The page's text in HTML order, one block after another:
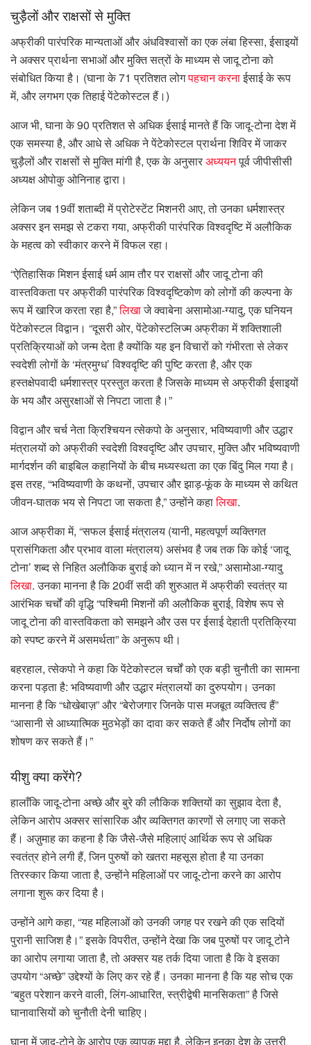
चुड़ैलों और राक्षसों से मुक्ति
अफ्रीकी पारंपरिक मान्यताओं और अंधविश्वासों का एक लंबा हिस्सा, ईसाइयों
ने अक्सर प्रार्थना सभाओं और मुक्ति सत्रों के माध्यम से जादू टोना को
संबोधित किया है। (घाना के 71 प्रतिशत लोगपहचान करनाईसाई के रूप
में, और लगभग एक तिहाई पेंटेकोस्टल हैं।)
आज भी, घाना के 90 प्रतिशत से अधिक ईसाई मानते हैं कि जादू-टोना देश में
एक समस्या है, और आधे से अधिक ने पेंटेकोस्टल प्रार्थना शिविर में जाकर
चुड़ैलों और राक्षसों से मुक्ति मांगी है, एक के अनुसारअध्ययनपूर्व जीपीसीसी
अध्यक्ष ओपोकु ओनिनाह द्वारा।
लेकिन जब 19वीं शताब्दी में प्रोटेस्टेंट मिशनरी आए, तो उनका धर्मशास्त्र
अक्सर इन समझ से टकरा गया, अफ्रीकी पारंपरिक विश्वदृष्टि में अलौकिक
के महत्व को स्वीकार करने में विफल रहा।
“ऐतिहासिक मिशन ईसाई धर्म आम तौर पर राक्षसों और जादू टोना की
वास्तविकता पर अफ्रीकी पारंपरिक विश्वदृष्टिकोण को लोगों की कल्पना के
रूप में खारिज करता रहा है,”लिखाजे क्वाबेना असामोआ-ग्यादु, एक घनियन
पेंटेकोस्टल विद्वान। “दूसरी ओर, पेंटेकोस्टलिज्म अफ्रीका में शक्तिशाली
प्रतिक्रियाओं को जन्म देता है क्योंकि यह इन विचारों को गंभीरता से लेकर
स्वदेशी लोगों के ‘मंत्रमुग्ध’ विश्वदृष्टि की पुष्टि करता है, और एक
हस्तक्षेपवादी धर्मशास्त्र प्रस्तुत करता है जिसके माध्यम से अफ्रीकी ईसाइयों
के भय और असुरक्षाओं से निपटा जाता है।”
विद्वान और चर्च नेता क्रिश्चियन त्सेकपो के अनुसार, भविष्यवाणी और उद्धार
मंत्रालयों को अफ्रीकी स्वदेशी विश्वदृष्टि और उपचार, मुक्ति और भविष्यवाणी
मार्गदर्शन की बाइबिल कहानियों के बीच मध्यस्थता का एक बिंदु मिल गया है।
इस तरह, “भविष्यवाणी के कथनों, उपचार और झाड़-फूंक के माध्यम से कथित
जीवन-घातक भय से निपटा जा सकता है,” उन्होंने कहालिखा.
आज अफ्रीका में, “सफल ईसाई मंत्रालय (यानी, महत्वपूर्ण व्यक्तिगत
प्रासंगिकता और प्रभाव वाला मंत्रालय) असंभव है जब तक कि कोई ‘जादू
टोना’ शब्द से निहित अलौकिक बुराई को ध्यान में न रखे,” असामोआ-ग्यादु
लिखा. उनका मानना ​​है कि 20वीं सदी की शुरुआत में अफ्रीकी स्वतंत्र या
आरंभिक चर्चों की वृद्धि “पश्चिमी मिशनों की अलौकिक बुराई, विशेष रूप से
जादू टोना की वास्तविकता को समझने और उस पर ईसाई देहाती प्रतिक्रिया
को स्पष्ट करने में असमर्थता” के अनुरूप थी।
बहरहाल, त्सेकपो ने कहा कि पेंटेकोस्टल चर्चों को एक बड़ी चुनौती का सामना
करना पड़ता है: भविष्यवाणी और उद्धार मंत्रालयों का दुरुपयोग। उनका
मानना ​​है कि “धोखेबाज़” और “बेरोजगार जिनके पास मजबूत व्यक्तित्व हैं”
“आसानी से आध्यात्मिक मुठभेड़ों का दावा कर सकते हैं और निर्दोष लोगों का
शोषण कर सकते हैं।”
यीशु क्या करेंगे?
हालाँकि जादू-टोना अच्छे और बुरे की लौकिक शक्तियों का सुझाव देता है,
लेकिन आरोप अक्सर सांसारिक और व्यक्तिगत कारणों से लगाए जा सकते
हैं। अज़ुमाह का कहना है कि जैसे-जैसे महिलाएं आर्थिक रूप से अधिक
स्वतंत्र होने लगी हैं, जिन पुरुषों को खतरा महसूस होता है या उनका
तिरस्कार किया जाता है, उन्होंने महिलाओं पर जादू-टोना करने का आरोप
लगाना शुरू कर दिया है।
उन्होंने आगे कहा, “यह महिलाओं को उनकी जगह पर रखने की एक सदियों
पुरानी साजिश है।” इसके विपरीत, उन्होंने देखा कि जब पुरुषों पर जादू टोने
का आरोप लगाया जाता है, तो अक्सर यह तर्क दिया जाता है कि वे इसका
उपयोग “अच्छे” उद्देश्यों के लिए कर रहे हैं। उनका मानना ​​है कि यह सोच एक
“बहुत परेशान करने वाली, लिंग-आधारित, स्त्रीद्वेषी मानसिकता” है जिसे
घानावासियों को चुनौती देनी चाहिए।
घाना में जादू-टोने के आरोप एक व्यापक मुद्दा है, लेकिन इनका देश के उत्तरी